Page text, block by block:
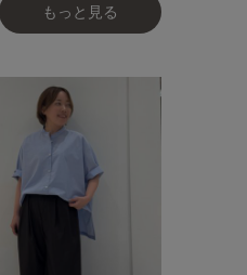
もっと見る